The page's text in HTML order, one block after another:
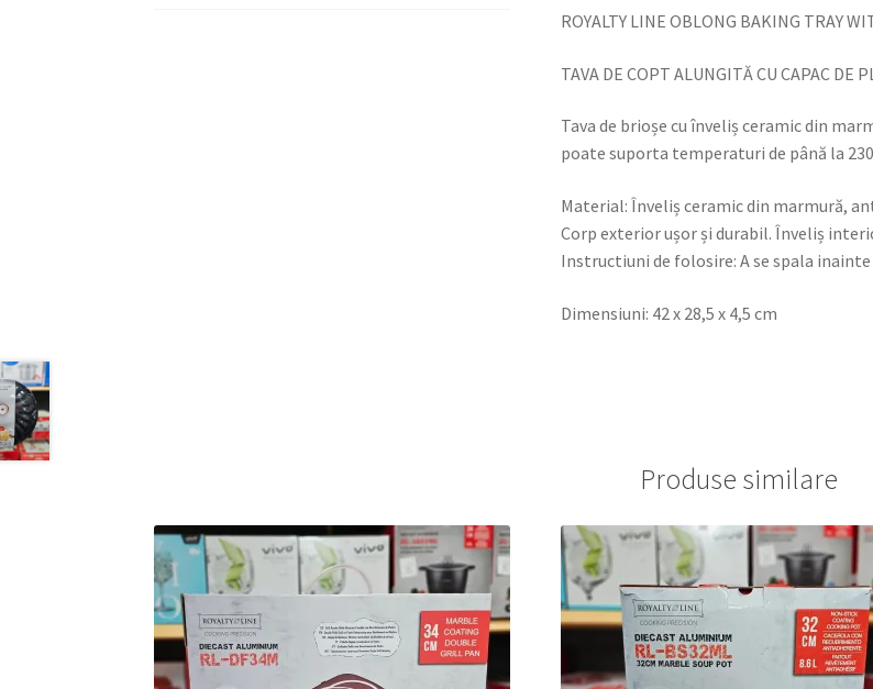
CU
DE
ROYALTY LINE OBLONG BAKING TRAY
TAVA DE COPT ALUNGITĂ CU CAPAC DE
Tava de brioșe cu înveliș ceramic din
poate suporta temperaturi de până la 230
Material: Înveliș ceramic din marmură,
Corp exterior ușor și durabil. Înveliș
Instructiuni de folosire: A se spala
Dimensiuni: 42 x 28,5 x 4,5 cm
Produse similare